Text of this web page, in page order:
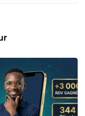
de prospection
development Pas
Pas de
(vos prospects
→ Messages
réalité) →
pas du